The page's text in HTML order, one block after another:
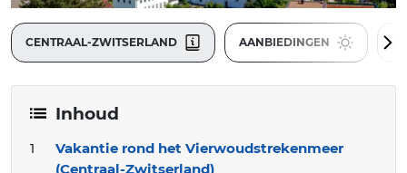
CENTRAAL-ZWITSERLAND AANBIEDINGEN
Inhoud
Vakantie rond het Vierwoudstrekenmeer
(Centraal-Zwitserland)